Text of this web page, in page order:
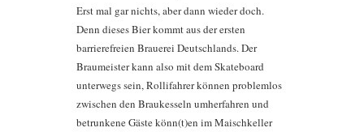
Erst mal gar nichts, aber dann wieder doch.
Denn dieses Bier kommt aus der ersten
barrierefreien Brauerei Deutschlands. Der
Braumeister kann also mit dem Skateboard
unterwegs sein, Rollifahrer können problemlos
zwischen den Braukesseln umherfahren und
betrunkene Gäste könn(t)en im Maischkeller